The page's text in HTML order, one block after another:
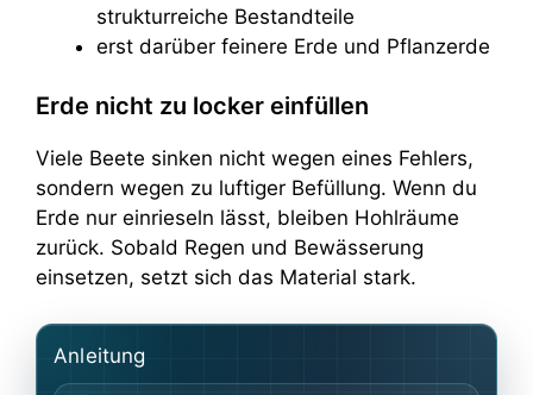
strukturreiche Bestandteile
erst darüber feinere Erde und Pflanzerde
Erde nicht zu locker einfüllen
Viele Beete sinken nicht wegen eines Fehlers,
sondern wegen zu luftiger Befüllung. Wenn du
Erde nur einrieseln lässt, bleiben Hohlräume
zurück. Sobald Regen und Bewässerung
einsetzen, setzt sich das Material stark.
Anleitung